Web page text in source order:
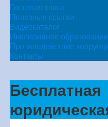
Гостевая книга
Полезные ссылки
Видеокаталог
Инклюзивное образование
Противодействие
Контакты
Бесплатная